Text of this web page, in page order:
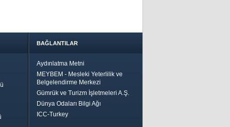
BAĞLANTILAR
Aydınlatma Metni
MEYBEM - Mesleki Yeterlilik ve
Belgelendirme Merkezi
Gümrük ve Turizm İşletmeleri A.Ş.
Dünya Odaları Bilgi Ağı
ICC-Turkey